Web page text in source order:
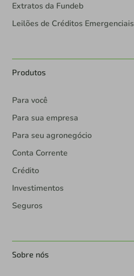
Extratos da Fundeb
Leilões de Créditos Emergenciais
Produtos
Para você
Para sua empresa
Para seu agronegócio
Conta Corrente
Crédito
Investimentos
Seguros
Sobre nós